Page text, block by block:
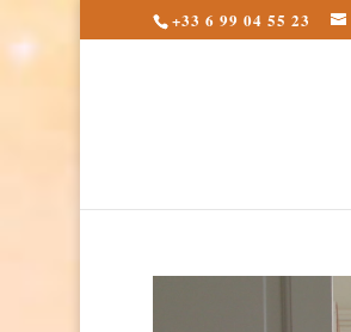
+33 6 99 04 55 23